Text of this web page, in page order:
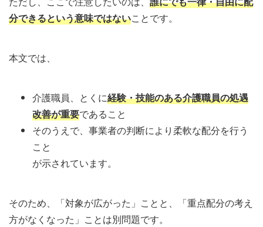
分できるという意味ではないことです。
本文では、
介護職員、とくに経験・技能のある介護職員の処遇
改善が重要であること
そのうえで、事業者の判断により柔軟な配分を行う
こと
が示されています。
そのため、「対象が広がった」ことと、「重点配分の考え
方がなくなった」ことは別問題です。